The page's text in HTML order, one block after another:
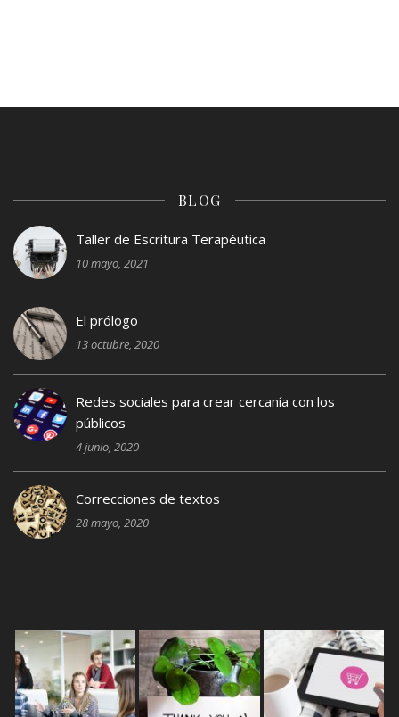
BLOG
Taller de Escritura Terapéutica
10 mayo, 2021
El prólogo
13 octubre, 2020
Redes sociales para crear cercanía con los
públicos
4 junio, 2020
Correcciones de textos
28 mayo, 2020